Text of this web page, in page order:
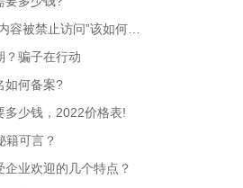
被禁止访问”该如何解决？
？骗子在行动
如何备案?
多少钱，2022价格表!
籍可言？
企业欢迎的几个特点？